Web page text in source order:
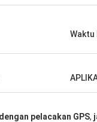
Waktu
pelacakan GPS,